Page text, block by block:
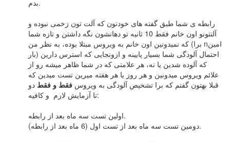
بدم.
رابطه ی شما طبق گفته های خودتون که آلت تون زخمی نبوده و
آلتتونو اون خانم فقط 10 ثانیه تو دهانشون نگه داشتن و تازه شما
که نمیدونین اون خانم به ویروس مبتلا بوده، به نظر من (برا nامین
بار) احتمال آلودگی شما بسیار پایینه و ازونجایی که استرس دارین
که آلوده شدین یا نه، هر علامتی که در شما ظاهر میشه رو از
علائم ویروس میدونین و هر روز یا هر هفته میرین تست میدین که
قبلا بهتون گفتم که برا تشخیص آلودگی به ویروس فقط و فقط دو
تا آزمایش لازم و کافیه:
اولین تست سه ماه بعد از رابطه.
دومین تست سه ماه بعد از تست اول (6 ماه بعد از رابطه).